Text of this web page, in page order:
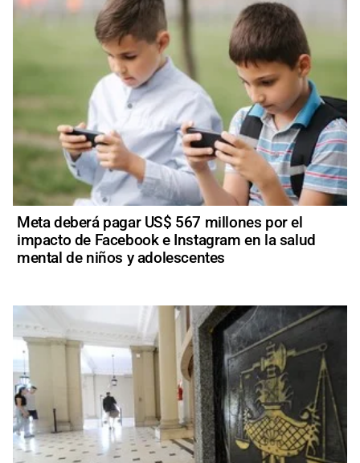
Meta deberá pagar US$ 567 millones por el
impacto de Facebook e Instagram en la salud
mental de niños y adolescentes